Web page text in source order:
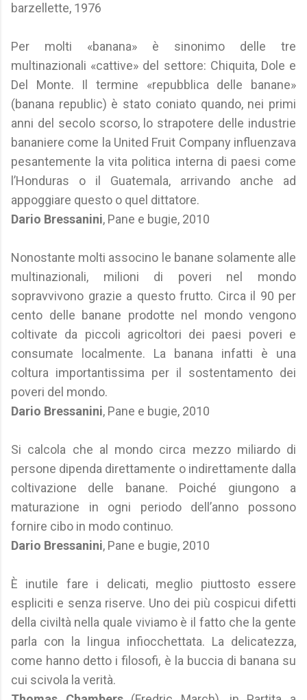
barzellette, 1976
Per molti «banana» è sinonimo delle tre
multinazionali «cattive» del settore: Chiquita, Dole e
Del Monte. Il termine «repubblica delle banane»
(banana republic) è stato coniato quando, nei primi
anni del secolo scorso, lo strapotere delle industrie
bananiere come la United Fruit Company influenzava
pesantemente la vita politica interna di paesi come
l’Honduras o il Guatemala, arrivando anche ad
appoggiare questo o quel dittatore.
Dario Bressanini, Pane e bugie, 2010
Nonostante molti associno le banane solamente alle
multinazionali, milioni di poveri nel mondo
sopravvivono grazie a questo frutto. Circa il 90 per
cento delle banane prodotte nel mondo vengono
coltivate da piccoli agricoltori dei paesi poveri e
consumate localmente. La banana infatti è una
coltura importantissima per il sostentamento dei
poveri del mondo.
Dario Bressanini, Pane e bugie, 2010
Si calcola che al mondo circa mezzo miliardo di
persone dipenda direttamente o indirettamente dalla
coltivazione delle banane. Poiché giungono a
maturazione in ogni periodo dell’anno possono
fornire cibo in modo continuo.
Dario Bressanini, Pane e bugie, 2010
È inutile fare i delicati, meglio piuttosto essere
espliciti e senza riserve. Uno dei più cospicui difetti
della civiltà nella quale viviamo è il fatto che la gente
parla con la lingua infiocchettata. La delicatezza,
come hanno detto i filosofi, è la buccia di banana su
cui scivola la verità.